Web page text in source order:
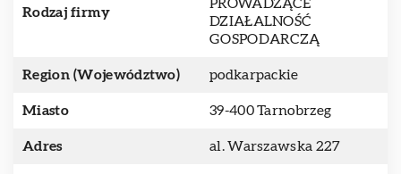
Rodzaj firmy
PROWADZĄCE
DZIAŁALNOŚĆ
GOSPODARCZĄ
Region (Województwo) podkarpackie
Miasto 39-400 Tarnobrzeg
Adres al. Warszawska 227